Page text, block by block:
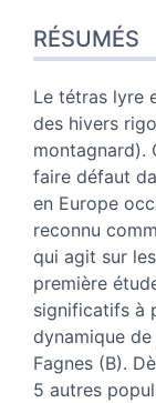
Index
Texte
Citer cet
Auteur
RÉSUMÉS
Le tétras lyre
des hivers
montagnard).
faire défaut
en Europe
reconnu
qui agit sur
première
significatifs à
dynamique
Fagnes (B).
5 autres